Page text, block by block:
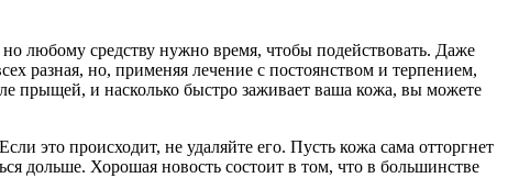
любому средству нужно время, чтобы подействовать. Даже
разная, но, применяя лечение с постоянством и терпением,
прыщей, и насколько быстро заживает ваша кожа, вы можете
это происходит, не удаляйте его. Пусть кожа сама отторгнет
дольше. Хорошая новость состоит в том, что в большинстве